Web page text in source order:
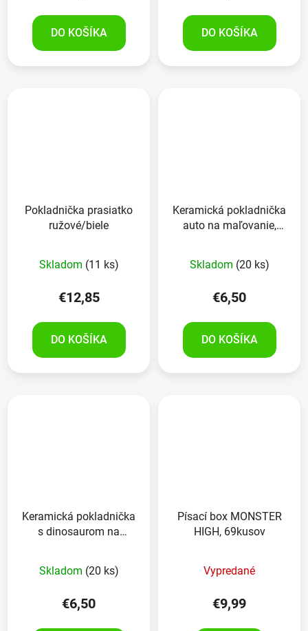
DO KOŠÍKA DO KOŠÍKA
Pokladnička prasiatko
ružové/biele
Skladom (11 ks)
€12,85
DO KOŠÍKA
Keramická pokladnička
auto na maľovanie,
Skladom (20 ks)
€6,50
DO KOŠÍKA
Keramická pokladnička
s dinosaurom na
Skladom (20 ks)
€6,50
Písací box MONSTER
HIGH, 69kusov
Vypredané
€9,99